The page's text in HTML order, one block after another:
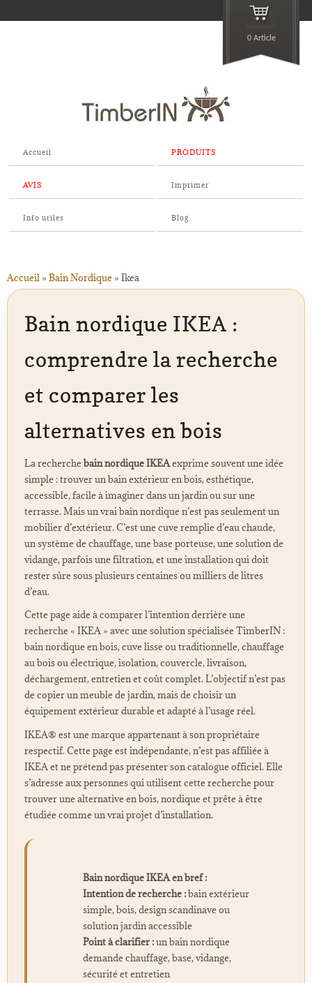
0 Article
Accueil PRODUITS
AVIS Imprimer
Info utiles Blog
Accueil » Bain Nordique » Ikea
Bain nordique IKEA :
comprendre la recherche
et comparer les
alternatives en bois
La recherchebain nordique IKEAexprime souvent une idée
simple : trouver un bain extérieur en bois, esthétique,
accessible, facile à imaginer dans un jardin ou sur une
terrasse. Mais un vrai bain nordique n’est pas seulement un
mobilier d’extérieur. C’est une cuve remplie d’eau chaude,
un système de chauffage, une base porteuse, une solution de
vidange, parfois une filtration, et une installation qui doit
rester sûre sous plusieurs centaines ou milliers de litres
d’eau.
Cette page aide à comparer l’intention derrière une
recherche « IKEA » avec une solution spécialisée TimberIN :
bain nordique en bois, cuve lisse ou traditionnelle, chauffage
au bois ou électrique, isolation, couvercle, livraison,
déchargement, entretien et coût complet. L’objectif n’est pas
de copier un meuble de jardin, mais de choisir un
équipement extérieur durable et adapté à l’usage réel.
IKEA® est une marque appartenant à son propriétaire
respectif. Cette page est indépendante, n’est pas affiliée à
IKEA et ne prétend pas présenter son catalogue officiel. Elle
s’adresse aux personnes qui utilisent cette recherche pour
trouver une alternative en bois, nordique et prête à être
étudiée comme un vrai projet d’installation.
Bain nordique IKEA en bref :
Intention de recherche :bain extérieur
simple, bois, design scandinave ou
solution jardin accessible
Point à clarifier :un bain nordique
demande chauffage, base, vidange,
sécurité et entretien